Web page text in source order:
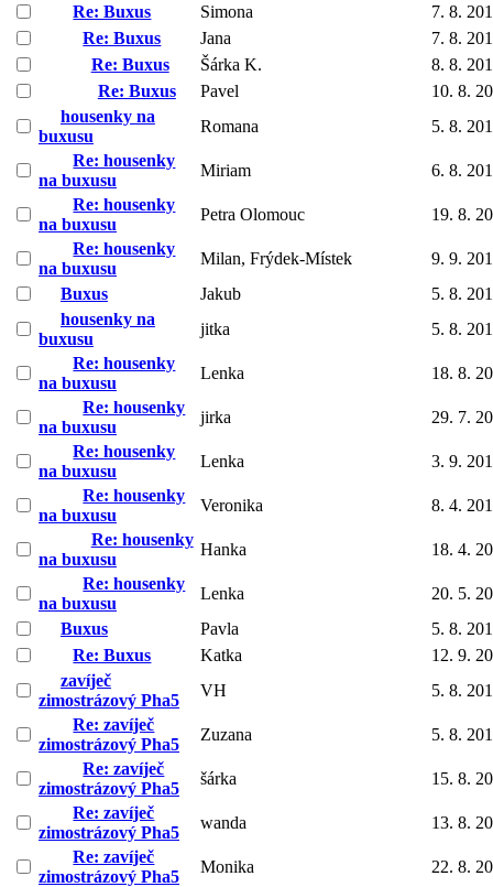
Re: Buxus
Simona
7. 8.
Re: Buxus
Jana
7. 8.
Re: Buxus
Šárka K.
8. 8.
Re: Buxus
Pavel
10. 8.
housenky na
buxusu
Romana
5. 8.
Re: housenky
na buxusu
Miriam
6. 8.
Re: housenky
na buxusu
Petra Olomouc
19. 8.
Re: housenky
na buxusu
Milan, Frýdek-Místek
9. 9.
Buxus
Jakub
5. 8.
housenky na
buxusu
jitka
5. 8.
Re: housenky
na buxusu
Lenka
18. 8.
Re: housenky
na buxusu
jirka
29. 7.
Re: housenky
na buxusu
Lenka
3. 9.
Re: housenky
na buxusu
Veronika
8. 4.
Re: housenky
na buxusu
Hanka
18. 4.
Re: housenky
na buxusu
Lenka
20. 5.
Buxus
Pavla
5. 8.
Re: Buxus
Katka
12. 9.
zavíječ
zimostrázový Pha5
VH
5. 8.
Re: zavíječ
zimostrázový Pha5
Zuzana
5. 8.
Re: zavíječ
zimostrázový Pha5
šárka
15. 8.
Re: zavíječ
zimostrázový Pha5
wanda
13. 8.
Re: zavíječ
zimostrázový Pha5
Monika
22. 8.